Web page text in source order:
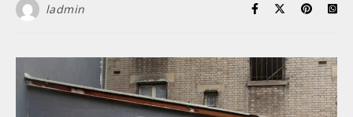
ladmin